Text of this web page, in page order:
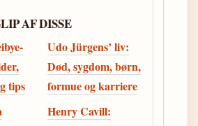
AF DISSE
tips
Udo Jürgens’ liv:
Død, sygdom, børn,
formue og karriere
Henry Cavill: